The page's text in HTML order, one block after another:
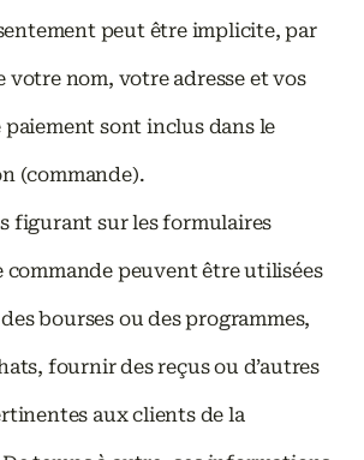
peut être implicite, par
votre nom, votre adresse et vos
sont inclus dans le
(commande).
figurant sur les formulaires
peuvent être utilisées
bourses ou des programmes,
fournir des reçus ou d’autres
aux clients de la